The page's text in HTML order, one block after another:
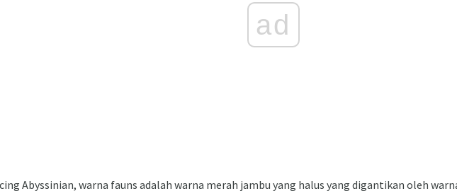
ad
Abyssinian, warna fauns adalah warna merah jambu yang halus yang digantikan oleh